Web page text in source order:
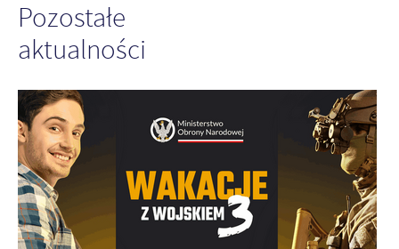
Pozostałe
aktualności